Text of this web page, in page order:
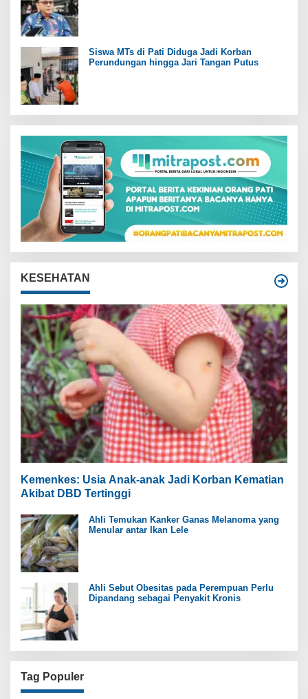
Siswa MTs di Pati Diduga Jadi Korban
Perundungan hingga Jari Tangan Putus
KESEHATAN
Kemenkes: Usia Anak-anak Jadi Korban Kematian
Akibat DBD Tertinggi
Ahli Temukan Kanker Ganas Melanoma yang
Menular antar Ikan Lele
Ahli Sebut Obesitas pada Perempuan Perlu
Dipandang sebagai Penyakit Kronis
Tag Populer